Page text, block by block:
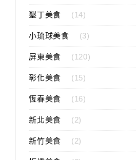
墾丁美食 (14)
小琉球美食 (3)
屏東美食 (120)
彰化美食 (15)
恆春美食 (16)
新北美食 (2)
新竹美食 (2)